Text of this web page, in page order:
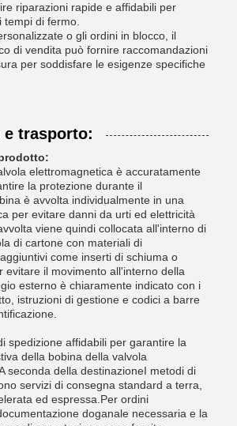
riparazioni rapide e affidabili per
di fermo.
o gli ordini in blocco, il
di vendita può fornire raccomandazioni
per soddisfare le esigenze specifiche
trasporto:
elettromagnetica è accuratamente
la protezione durante il
è avvolta individualmente in una
per evitare danni da urti ed elettricità
viene quindi collocata all'interno di
di cartone con materiali di
come inserti di schiuma o
evitare il movimento all'interno della
esterno è chiaramente indicato con i
istruzioni di gestione e codici a barre
spedizione affidabili per garantire la
della bobina della valvola
seconda della destinazioneI metodi di
servizi di consegna standard a terra,
ed espressa.Per ordini
doganale necessaria e la